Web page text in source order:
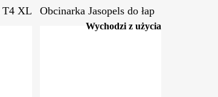
T4 XL Obcinarka Jasopels do łap
Wychodzi z użycia